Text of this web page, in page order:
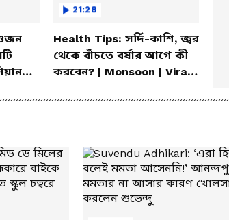
21:28
Health Tips: সর্দি-কাশি, জ্বর
থেকে বাঁচতে বর্ষার আগে কী
করবেন? | Monsoon | Vira